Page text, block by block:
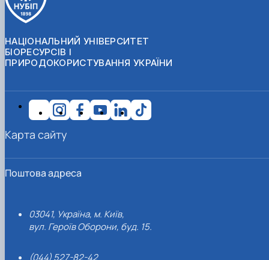
НАЦІОНАЛЬНИЙ УНІВЕРСИТЕТ
БІОРЕСУРСІВ І
ПРИРОДОКОРИСТУВАННЯ УКРАЇНИ
Поштова адреса
03041, Україна, м. Київ,
вул. Героїв Оборони, буд. 15.
(044) 527-82-42
Карта сайту